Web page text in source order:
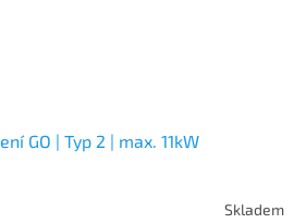
GO | Typ 2 | max. 11kW
Skladem